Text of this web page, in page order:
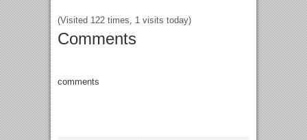
(Visited 122 times, 1 visits today)
Comments
comments